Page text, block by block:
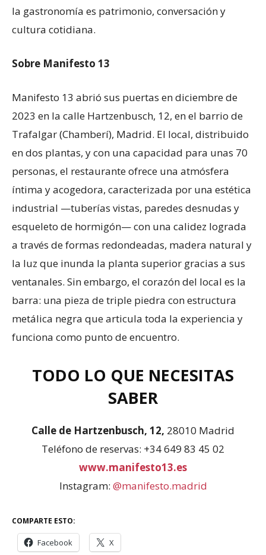
la gastronomía es patrimonio, conversación y
cultura cotidiana.
Sobre Manifesto 13
Manifesto 13 abrió sus puertas en diciembre de
2023 en la calle Hartzenbusch, 12, en el barrio de
Trafalgar (Chamberí), Madrid. El local, distribuido
en dos plantas, y con una capacidad para unas 70
personas, el restaurante ofrece una atmósfera
íntima y acogedora, caracterizada por una estética
industrial —tuberías vistas, paredes desnudas y
esqueleto de hormigón— con una calidez lograda
a través de formas redondeadas, madera natural y
la luz que inunda la planta superior gracias a sus
ventanales. Sin embargo, el corazón del local es la
barra: una pieza de triple piedra con estructura
metálica negra que articula toda la experiencia y
funciona como punto de encuentro.
TODO LO QUE NECESITAS
SABER
Calle de Hartzenbusch, 12, 28010 Madrid
Teléfono de reservas: +34 649 83 45 02
www.manifesto13.es
Instagram: @manifesto.madrid
COMPARTE ESTO:
Facebook X